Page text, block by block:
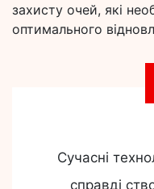
захисту очей, які
оптимального
Сучасні
справді